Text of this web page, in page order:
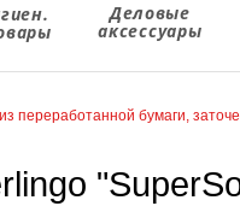
Деловые
аксессуары
переработанной бумаги,